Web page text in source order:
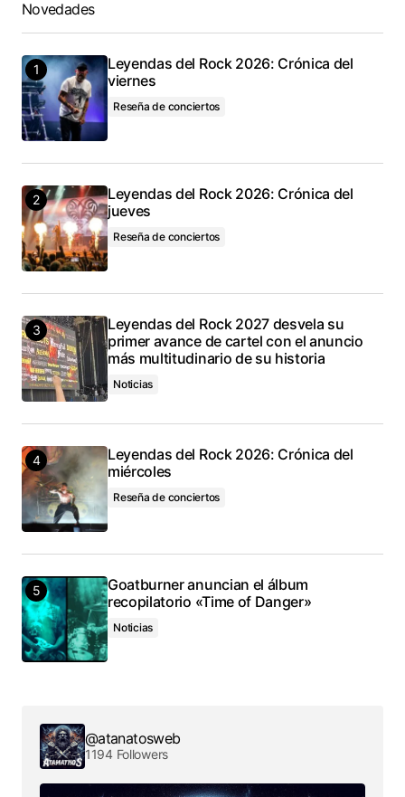
Novedades
Leyendas del Rock 2026: Crónica del
viernes
Reseña de conciertos
Leyendas del Rock 2026: Crónica del
jueves
Reseña de conciertos
Leyendas del Rock 2027 desvela su
primer avance de cartel con el anuncio
más multitudinario de su historia
Noticias
Leyendas del Rock 2026: Crónica del
miércoles
Reseña de conciertos
Goatburner anuncian el álbum
recopilatorio «Time of Danger»
Noticias
@atanatosweb
1194 Followers